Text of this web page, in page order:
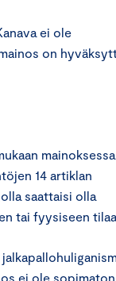
ei ole
on
mainoksessa
14 artiklan
saattaisi olla
tai fyysiseen
ei ole sopimaton